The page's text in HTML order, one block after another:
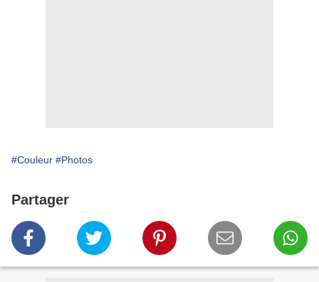
#Couleur #Photos
Partager